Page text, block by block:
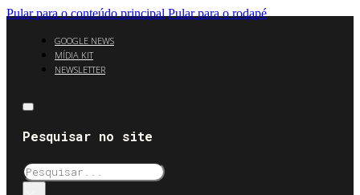
Pular para o conteúdo principal Pular para o rodapé
GOOGLE NEWS
MÍDIA KIT
NEWSLETTER
Pesquisar no site
Pesquisar